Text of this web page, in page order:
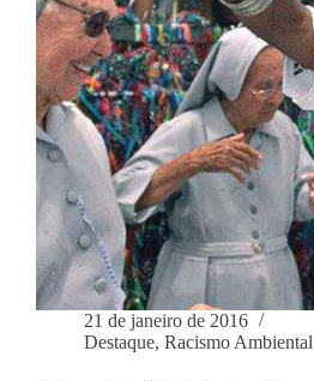
21 de janeiro de 2016
Destaque, Racismo Ambiental